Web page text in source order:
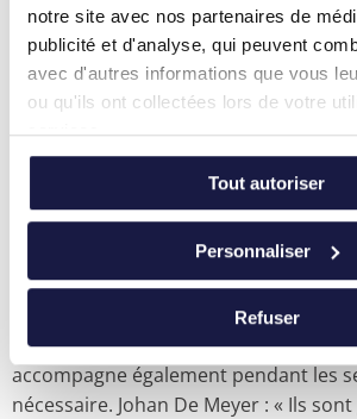
notre site avec nos partenaires de
publicité et d'analyse, qui peuvent
avec d'autres informations que vous
ou qu'ils ont collectées lors de votre
services.
Tout autoriser
Personnaliser
Refuser
réfléchir ensemble et d’échanger du
participants et avec le formateur. Et
les formations numériques sont
sûres
n’ont pas besoin de faire attention à la
socialemais ont tout de même
Des formateurs formés en
Bien sûr, tout cela nécessite des
maîtrisent bien l’outil numérique,
Formations a formé ses formateurs
accompagne également pendant les
nécessaire. Johan De Meyer : « Ils